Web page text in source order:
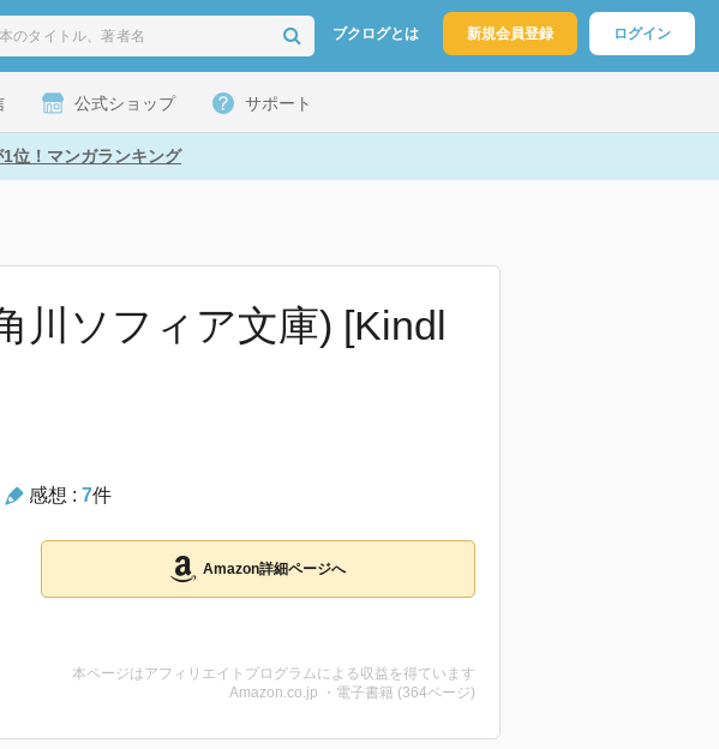
ブクログとは 新規会員登録 ログイン
公式ショップ サポート
位！マンガランキング
ソフィア文庫) [Kindl
感想 : 7件
Amazon詳細ページへ
本ページはアフィリエイトプログラムによる収益を得ています
Amazon.co.jp ・電子書籍 (364ページ)